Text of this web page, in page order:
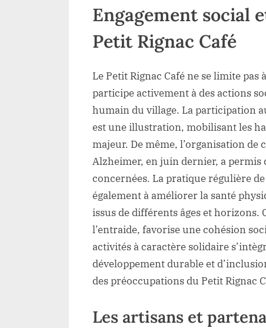
Engagement social
Petit Rignac Café
Le Petit Rignac Café ne se limite
participe activement à des actions
humain du village. La participation
est une illustration, mobilisant les
majeur. De même, l’organisation
Alzheimer, en juin dernier, a permis
concernées. La pratique régulière
également à améliorer la santé
issus de différents âges et horizons.
l’entraide, favorise une cohésion
activités à caractère solidaire
développement durable et
des préoccupations du Petit Rignac
Les artisans et